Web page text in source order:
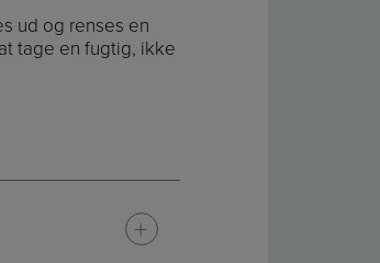
ud og renses en
tage en fugtig, ikke